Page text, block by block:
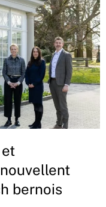
bernois